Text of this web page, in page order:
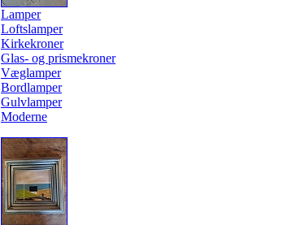
Lamper
Loftslamper
Kirkekroner
Glas- og prismekroner
Væglamper
Bordlamper
Gulvlamper
Moderne